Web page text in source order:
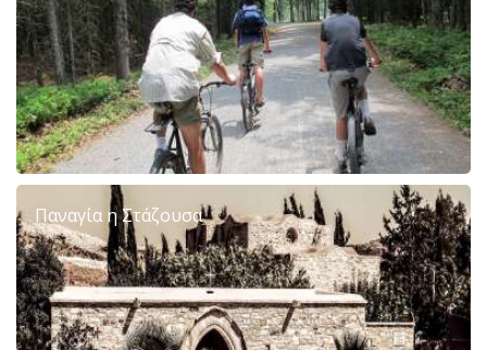
Παναγία η Στάζουσα